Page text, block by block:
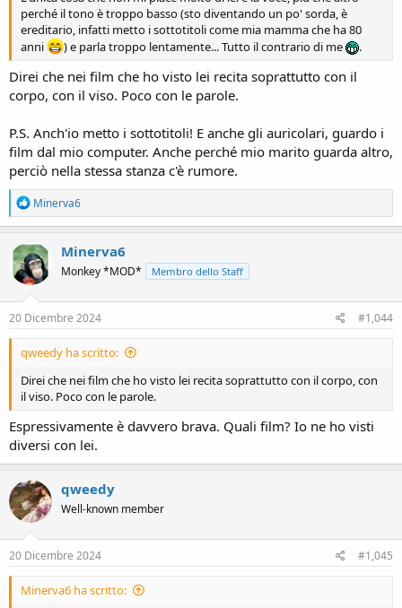
perché il tono è troppo basso (sto diventando un po' sorda, è
ereditario, infatti metto i sottotitoli come mia mamma che ha 80
anni
) e parla troppo lentamente... Tutto il contrario di me .
Direi che nei film che ho visto lei recita soprattutto con il
corpo, con il viso. Poco con le parole.
P.S. Anch'io metto i sottotitoli! E anche gli auricolari, guardo i
film dal mio computer. Anche perché mio marito guarda altro,
perciò nella stessa stanza c'è rumore.
R
e
a
c
t
i
o
n
s
Minerva6
Minerva6
Monkey *MOD* Membro dello Staff
20 Dicembre 2024 #1,044
qweedy ha scritto:
Direi che nei film che ho visto lei recita soprattutto con il corpo, con
il viso. Poco con le parole.
Espressivamente è davvero brava. Quali film? Io ne ho visti
diversi con lei.
qweedy
Well-known member
20 Dicembre 2024 #1,045
Minerva6 ha scritto: